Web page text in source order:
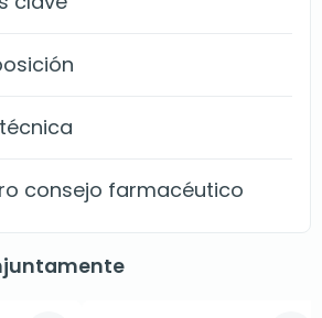
consejo farmacéutico